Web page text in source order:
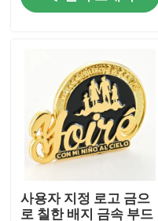
품질 관리
뉴스
견적 요청
금속 라펠 핀
사용자 지정 로고 금으
로 칠한 배지 금속 부드